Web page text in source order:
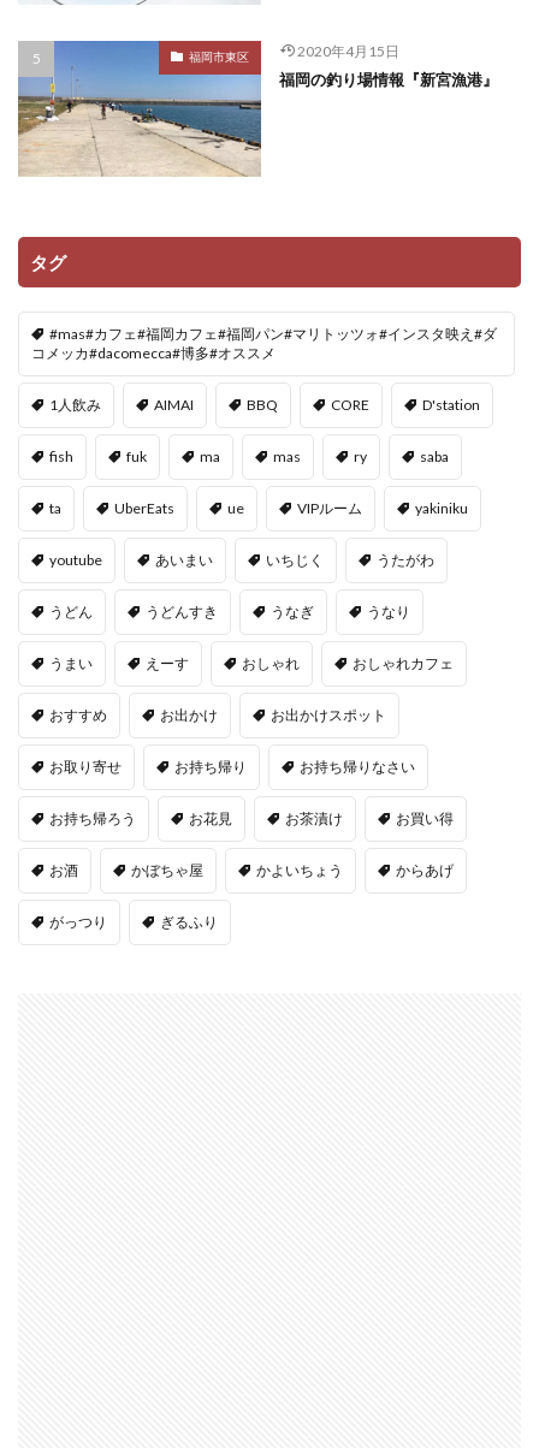
福岡市東区 2020年4月15日
福岡の釣り場情報『新宮漁港』
タグ
#mas#カフェ#福岡カフェ#福岡パン#マリトッツォ#インスタ映え#ダ
コメッカ#dacomecca#博多#オススメ
1人飲み AIMAI BBQ CORE D'station
fish fuk ma mas ry saba
ta UberEats ue VIPルーム yakiniku
youtube あいまい いちじく うたがわ
うどん うどんすき うなぎ うなり
うまい えーす おしゃれ おしゃれカフェ
おすすめ お出かけ お出かけスポット
お取り寄せ お持ち帰り お持ち帰りなさい
お持ち帰ろう お花見 お茶漬け お買い得
お酒 かぼちゃ屋 かよいちょう からあげ
がっつり ぎるふり